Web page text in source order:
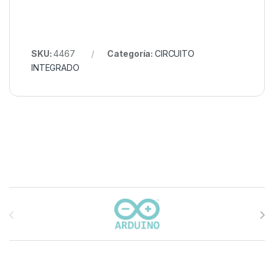
SKU:4467 Categoría: CIRCUITO
INTEGRADO
Carrusel de marcas